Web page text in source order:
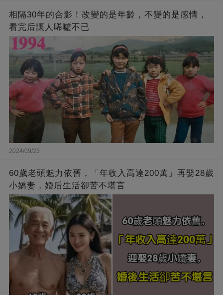
相隔30年的合影！改變的是年齡，不變的是感情，
看完后讓人唏噓不已
2024/09/23
60歲老頭魅力依舊，「年收入高達200萬」再娶28歲
小嬌妻，婚后生活卻苦不堪言